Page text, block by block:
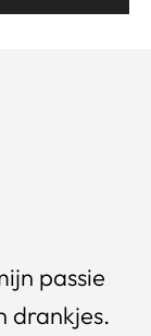
passie
drankjes.